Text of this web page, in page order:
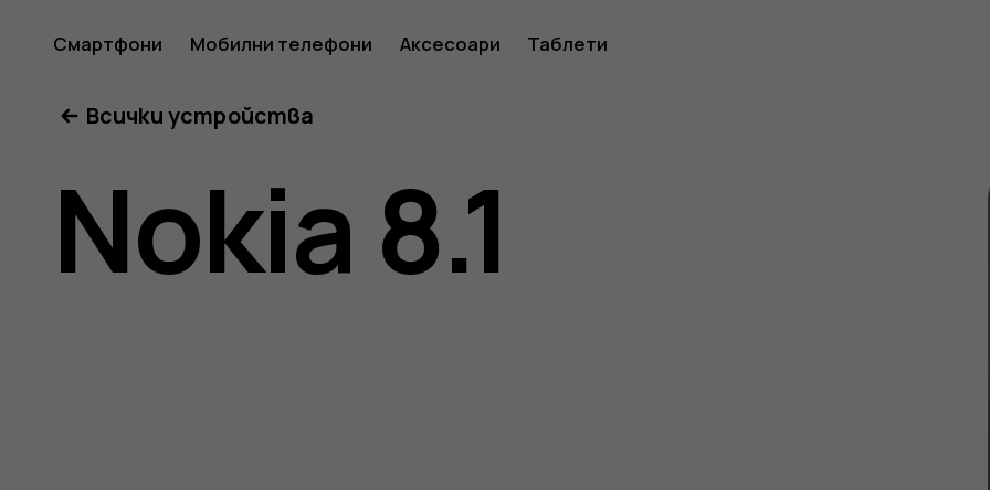
Ръководство
на
потребителя
Смартфони Мобилни телефони Аксесоари Таблети
Всички устройства
Nokia 8.1